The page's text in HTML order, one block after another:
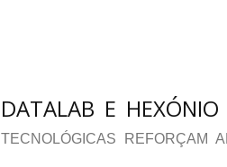
DATALAB E
TECNOLÓGICAS REFORÇAM